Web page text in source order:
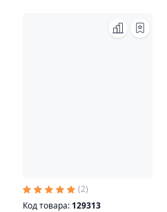
(2)
Код товара: 129313